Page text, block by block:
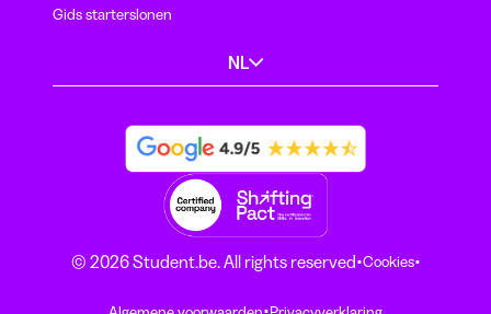
Gids starterslonen
NL
© 2026 Student.be. All rights reserved·Cookies·